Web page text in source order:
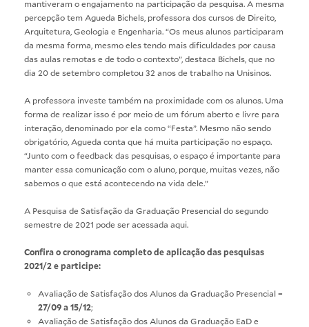
mantiveram o engajamento na participação da pesquisa. A mesma
percepção tem Agueda Bichels, professora dos cursos de Direito,
Arquitetura, Geologia e Engenharia. “Os meus alunos participaram
da mesma forma, mesmo eles tendo mais dificuldades por causa
das aulas remotas e de todo o contexto”, destaca Bichels, que no
dia 20 de setembro completou 32 anos de trabalho na Unisinos.
A professora investe também na proximidade com os alunos. Uma
forma de realizar isso é por meio de um fórum aberto e livre para
interação, denominado por ela como “Festa”. Mesmo não sendo
obrigatório, Agueda conta que há muita participação no espaço.
“Junto com o feedback das pesquisas, o espaço é importante para
manter essa comunicação com o aluno, porque, muitas vezes, não
sabemos o que está acontecendo na vida dele.”
A Pesquisa de Satisfação da Graduação Presencial do segundo
semestre de 2021 pode ser acessada aqui.
Confira o cronograma completo de aplicação das pesquisas
2021/2 e participe:
Avaliaçãode Satisfação dos Alunos da Graduação Presencial–
27/09 a 15/12;
Avaliaçãode Satisfação dos Alunos da Graduação EaD e